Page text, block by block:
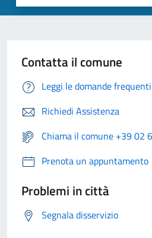
Contatta il comune
Leggi le domande frequenti
Richiedi Assistenza
Chiama il comune +39 02
Prenota un appuntamento
Problemi in città
Segnala disservizio